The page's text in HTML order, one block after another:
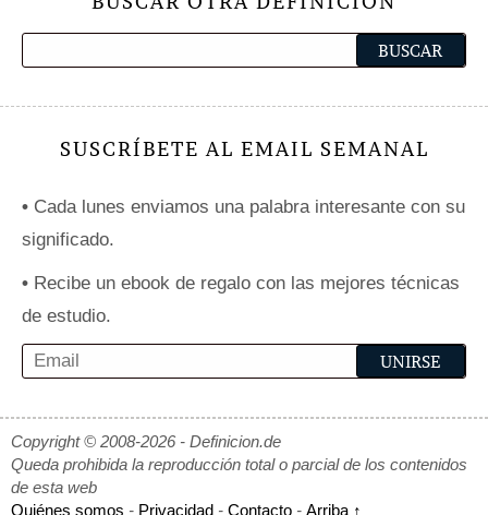
SUSCRÍBETE AL EMAIL SEMANAL
• Cada lunes enviamos una palabra interesante con su
significado.
• Recibe un ebook de regalo con las mejores técnicas
de estudio.
Copyright © 2008-2026 - Definicion.de
Queda prohibida la reproducción total o parcial de los contenidos
de esta web
Quiénes somos - Privacidad - Contacto - Arriba ↑